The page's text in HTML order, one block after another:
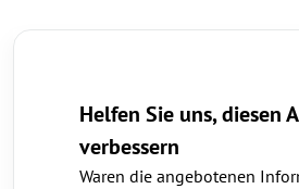
Helfen Sie uns, diesen
verbessern
Waren die angebotenen